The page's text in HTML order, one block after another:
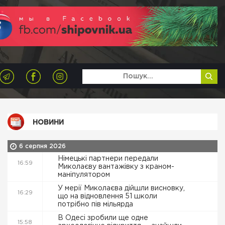
НОВИНИ
6 серпня 2026
16:59
Німецькі партнери передали
Миколаєву вантажівку з краном-
маніпулятором
16:29
У мерії Миколаєва дійшли висновку,
що на відновлення 51 школи
потрібно пів мільярда
15:58
В Одесі зробили ще одне